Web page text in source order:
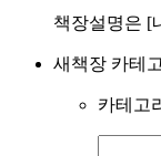
책장설명은 [
새책장 카테
카테고